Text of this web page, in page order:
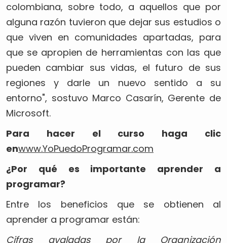
colombiana, sobre todo, a aquellos que por
alguna razón tuvieron que dejar sus estudios o
que viven en comunidades apartadas, para
que se apropien de herramientas con las que
pueden cambiar sus vidas, el futuro de sus
regiones y darle un nuevo sentido a su
entorno", sostuvo Marco Casarín, Gerente de
Microsoft.
Para hacer el curso haga clic
enwww.YoPuedoProgramar.com
¿Por qué es importante aprender a
programar?
Entre los beneficios que se obtienen al
aprender a programar están:
Cifras avaladas por la Organización